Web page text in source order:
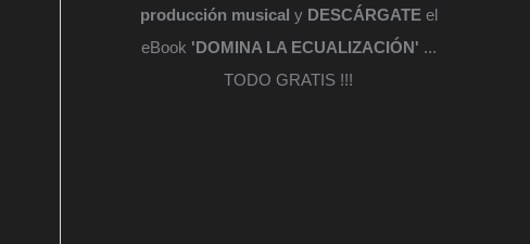
producción musical y DESCÁRGATEel
eBook 'DOMINA LA ECUALIZACIÓN' ...
TODO GRATIS !!!